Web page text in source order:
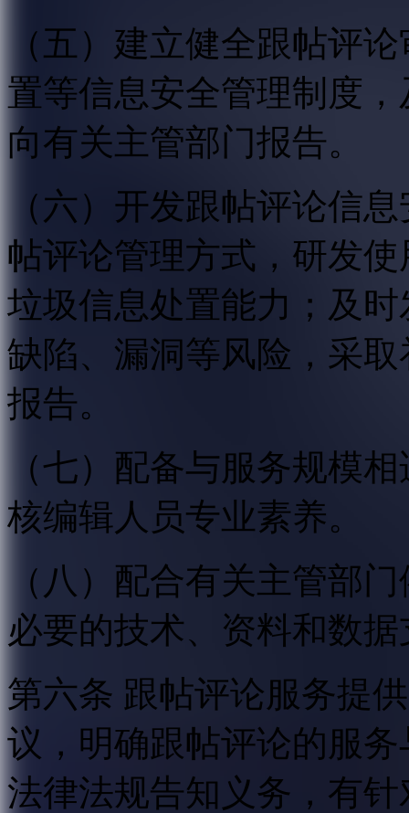
（五）建立健全跟帖评
置等信息安全管理制度
向有关主管部门报告。
（六）开发跟帖评论信
帖评论管理方式，研发
垃圾信息处置能力；及
缺陷、漏洞等风险，采
报告。
（七）配备与服务规模
核编辑人员专业素养。
（八）配合有关主管部
必要的技术、资料和数
第六条 跟帖评论服务提
议，明确跟帖评论的服
法律法规告知义务，有